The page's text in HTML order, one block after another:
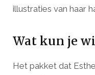
illustraties van haar
Wat kun je
Het pakket dat